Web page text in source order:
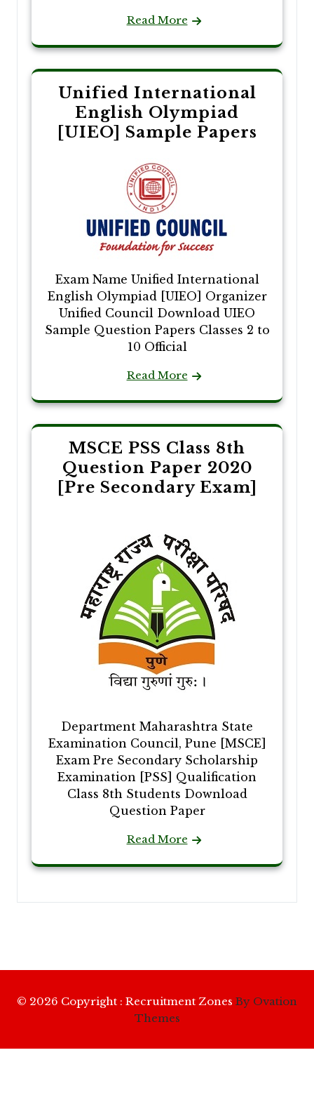
Read More
Unified International
English Olympiad
[UIEO] Sample Papers
Exam Name Unified International
English Olympiad [UIEO] Organizer
Unified Council Download UIEO
Sample Question Papers Classes 2 to
10 Official
Read More
MSCE PSS Class 8th
Question Paper 2020
[Pre Secondary Exam]
Department Maharashtra State
Examination Council, Pune [MSCE]
Exam Pre Secondary Scholarship
Examination [PSS] Qualification
Class 8th Students Download
Question Paper
Read More
© 2026 Copyright : Recruitment Zones By Ovation
Themes